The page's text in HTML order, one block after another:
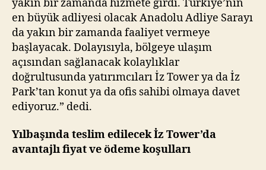
yakın bir zamanda hizmete girdi. Türkiye’nin
en büyük adliyesi olacak Anadolu Adliye Sarayı
da yakın bir zamanda faaliyet vermeye
başlayacak. Dolayısıyla, bölgeye ulaşım
açısından sağlanacak kolaylıklar
doğrultusunda yatırımcıları İz Tower ya da İz
Park’tan konut ya da ofis sahibi olmaya davet
ediyoruz.” dedi.
Yılbaşında teslim edilecek İz Tower’da
avantajlı fiyat ve ödeme koşulları